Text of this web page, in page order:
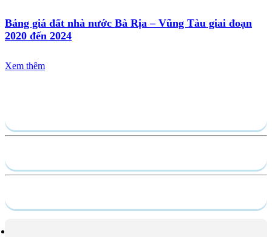
Bảng giá đất nhà nước Bà Rịa – Vũng Tàu giai đoạn
2020 đến 2024
Xem thêm